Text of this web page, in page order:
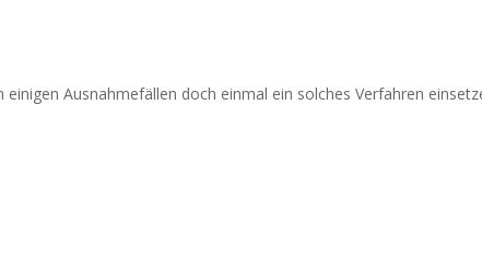
Ausnahmefällen doch einmal ein solches Ver­fahren